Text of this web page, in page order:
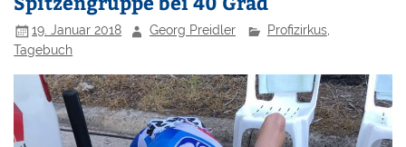
19. Januar 2018 Georg Preidler Profizirkus,
Tagebuch